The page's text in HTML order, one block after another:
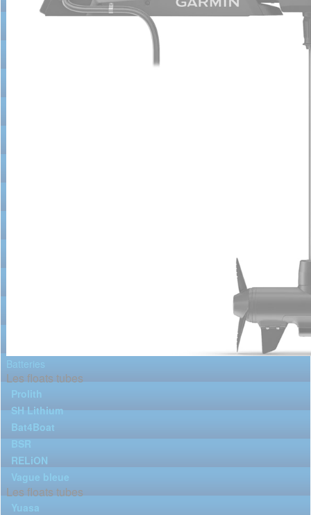
Batteries
Les floats tubes
Prolith
SH Lithium
Bat4Boat
BSR
RELiON
Vague bleue
Les floats tubes
Yuasa